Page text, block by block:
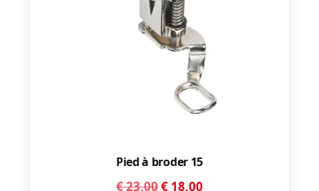
Pied à broder 15
€23,00Le
€ 18,00